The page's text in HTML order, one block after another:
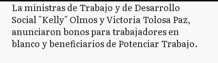
La ministras de Trabajo y de Desarrollo
Social "Kelly" Olmos y Victoria Tolosa Paz,
anunciaron bonos para trabajadores en
blanco y beneficiarios de Potenciar Trabajo.